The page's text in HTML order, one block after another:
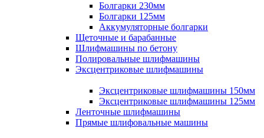
Болгарки 230мм
Болгарки 125мм
Аккумуляторные болгарки
Щеточные и барабанные
Шлифмашины по бетону
Полировальные шлифмашины
Эксцентриковые шлифмашины
Эксцентриковые шлифмашины 150мм
Эксцентриковые шлифмашины 125мм
Ленточные шлифмашины
Прямые шлифовальные машины